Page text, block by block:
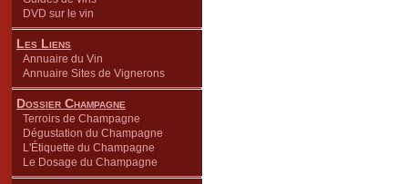
DVD sur le vin
Les Liens
Annuaire du Vin
Annuaire Sites de Vignerons
Dossier Champagne
Terroirs de Champagne
Dégustation du Champagne
L'Étiquette du Champagne
Le Dosage du Champagne